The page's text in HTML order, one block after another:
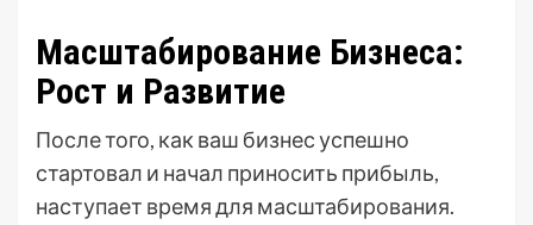
Масштабирование Бизнеса:
Рост и Развитие
После того, как ваш бизнес успешно
стартовал и начал приносить прибыль,
наступает время для масштабирования.